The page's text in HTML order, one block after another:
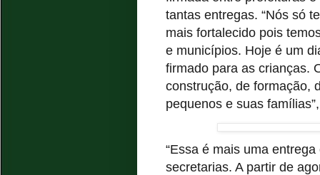
tantas entregas. “Nós só
mais fortalecido pois
e municípios. Hoje é um
firmado para as crianças.
construção, de formação,
pequenos e suas
“Essa é mais uma
secretarias. A partir de